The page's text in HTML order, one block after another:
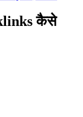
कैसे